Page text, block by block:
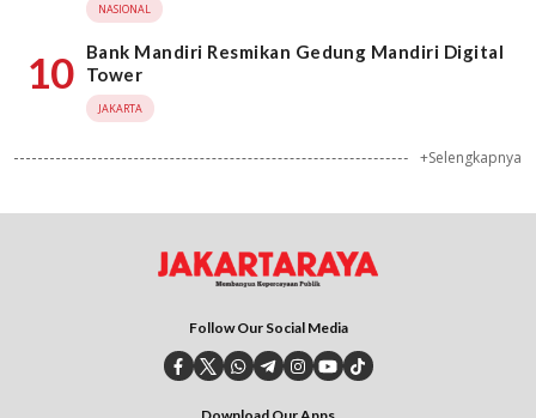
NASIONAL
10
Bank Mandiri Resmikan Gedung Mandiri Digital
Tower
JAKARTA
+Selengkapnya
Follow Our Social Media